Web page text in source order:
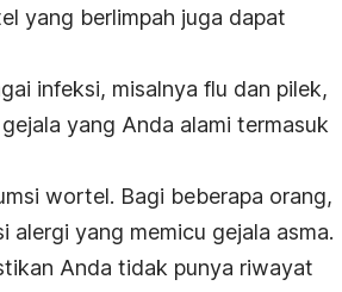
yang berlimpah juga dapat
infeksi, misalnya flu dan pilek,
yang Anda alami termasuk
wortel. Bagi beberapa orang,
yang memicu gejala asma.
Anda tidak punya riwayat